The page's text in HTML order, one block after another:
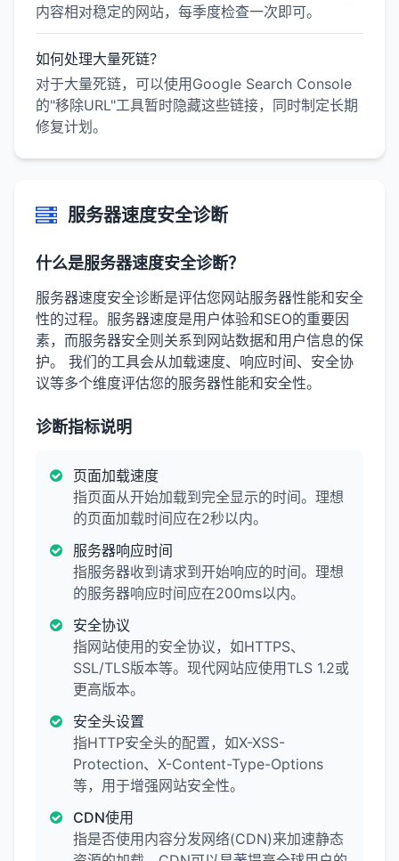
内容相对稳定的网站，每季度检查一次即可。
如何处理大量死链？
对于大量死链，可以使用Google Search Console
的"移除URL"工具暂时隐藏这些链接，同时制定长期
修复计划。
服务器速度安全诊断
什么是服务器速度安全诊断？
服务器速度安全诊断是评估您网站服务器性能和安全
性的过程。服务器速度是用户体验和SEO的重要因
素，而服务器安全则关系到网站数据和用户信息的保
护。 我们的工具会从加载速度、响应时间、安全协
议等多个维度评估您的服务器性能和安全性。
诊断指标说明
页面加载速度
指页面从开始加载到完全显示的时间。理想
的页面加载时间应在2秒以内。
服务器响应时间
指服务器收到请求到开始响应的时间。理想
的服务器响应时间应在200ms以内。
安全协议
指网站使用的安全协议，如HTTPS、
SSL/TLS版本等。现代网站应使用TLS 1.2或
更高版本。
安全头设置
指HTTP安全头的配置，如X-XSS-
Protection、X-Content-Type-Options
等，用于增强网站安全性。
CDN使用
指是否使用内容分发网络(CDN)来加速静态